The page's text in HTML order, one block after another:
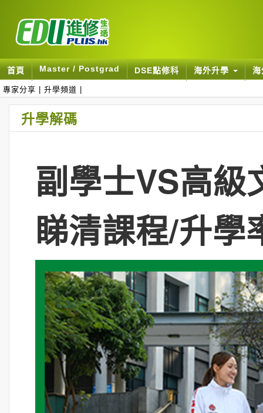
首頁 Master / Postgrad DSE點修科 海外升學
專家分享 升學頻道
升學解碼
副學士VS高
睇清課程/升學